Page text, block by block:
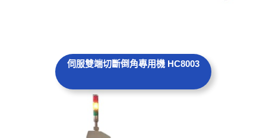
伺服雙端切斷倒角專用機 HC8003